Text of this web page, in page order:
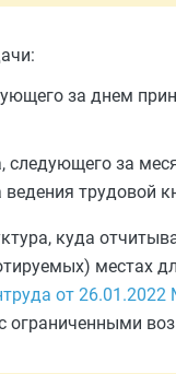
за днем
следующего за
ведения трудовой
куда
местах
от 26.01.2022
ограниченными